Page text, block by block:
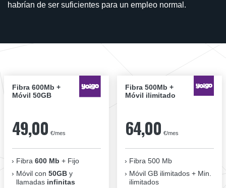
habrían de ser suficientes para un empleo normal.
Fibra 600Mb +
Móvil 50GB
49,00 €/mes
Fibra 600 Mb + Fijo
Móvil con 50GB y
llamadas infinitas
Fibra 500Mb +
Móvil ilimitado
64,00 €/mes
Fibra 500 Mb
Móvil GB ilimitados + Min.
ilimitados